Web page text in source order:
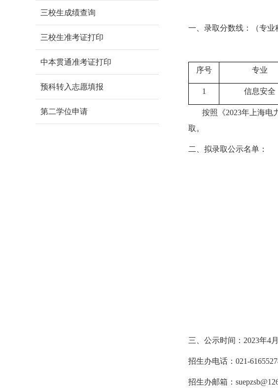
三校生成绩查询
三校生准考证打印
中本贯通准考证打印
预科转入志愿填报
第二学位申请
一、录取分数线：（专业
序号 专业
1 信息安全
按照《2023年上海电
取。
二、拟录取公示名单：
三、公示时间： 2023年4月
招生办电话： 021-
招生办邮箱：